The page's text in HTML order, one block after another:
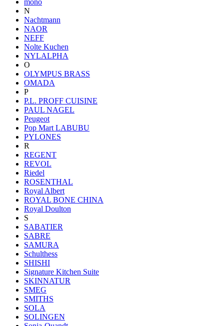
N
Nachtmann
NAOR
NEFF
Nolte Kuchen
NYLALPHA
O
OLYMPUS BRASS
OMADA
P
P.L. PROFF CUISINE
PAUL NAGEL
Peugeot
Pop Mart LABUBU
PYLONES
R
REGENT
REVOL
Riedel
ROSENTHAL
Royal Albert
ROYAL BONE CHINA
Royal Doulton
S
SABATIER
SABRE
SAMURA
Schulthess
SHISHI
Signature Kitchen Suite
SKINNATUR
SMEG
SMITHS
SOLA
SOLINGEN